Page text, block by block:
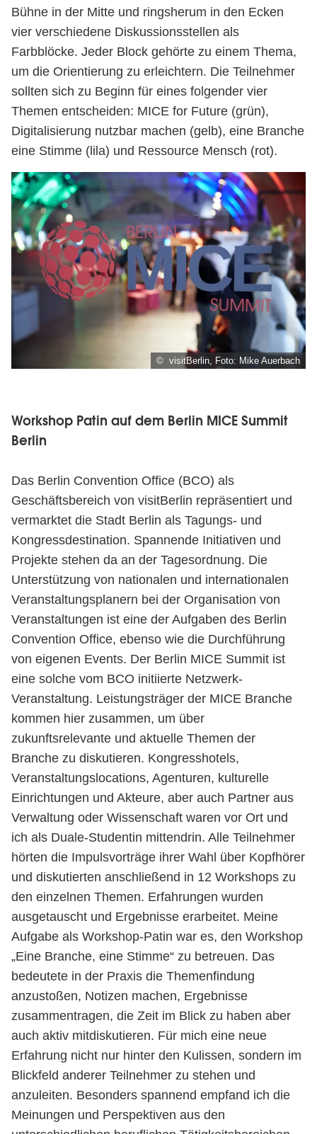
© visitBerlin, Foto: Mike Auerbach
Bühne in der Mitte und ringsherum in den Ecken
vier verschiedene Diskussionsstellen als
Farbblöcke. Jeder Block gehörte zu einem Thema,
um die Orientierung zu erleichtern. Die Teilnehmer
sollten sich zu Beginn für eines folgender vier
Themen entscheiden: MICE for Future (grün),
Digitalisierung nutzbar machen (gelb), eine Branche
eine Stimme (lila) und Ressource Mensch (rot).
Workshop Patin auf dem Berlin MICE Summit
Berlin
Das Berlin Convention Office (BCO) als
Geschäftsbereich von visitBerlin repräsentiert und
vermarktet die Stadt Berlin als Tagungs- und
Kongressdestination. Spannende Initiativen und
Projekte stehen da an der Tagesordnung. Die
Unterstützung von nationalen und internationalen
Veranstaltungsplanern bei der Organisation von
Veranstaltungen ist eine der Aufgaben des Berlin
Convention Office, ebenso wie die Durchführung
von eigenen Events. Der Berlin MICE Summit ist
eine solche vom BCO initiierte Netzwerk-
Veranstaltung. Leistungsträger der MICE Branche
kommen hier zusammen, um über
zukunftsrelevante und aktuelle Themen der
Branche zu diskutieren. Kongresshotels,
Veranstaltungslocations, Agenturen, kulturelle
Einrichtungen und Akteure, aber auch Partner aus
Verwaltung oder Wissenschaft waren vor Ort und
ich als Duale-Studentin mittendrin. Alle Teilnehmer
hörten die Impulsvorträge ihrer Wahl über Kopfhörer
und diskutierten anschließend in 12 Workshops zu
den einzelnen Themen. Erfahrungen wurden
ausgetauscht und Ergebnisse erarbeitet. Meine
Aufgabe als Workshop-Patin war es, den Workshop
„Eine Branche, eine Stimme“ zu betreuen. Das
bedeutete in der Praxis die Themenfindung
anzustoßen, Notizen machen, Ergebnisse
zusammentragen, die Zeit im Blick zu haben aber
auch aktiv mitdiskutieren. Für mich eine neue
Erfahrung nicht nur hinter den Kulissen, sondern im
Blickfeld anderer Teilnehmer zu stehen und
anzuleiten. Besonders spannend empfand ich die
Meinungen und Perspektiven aus den